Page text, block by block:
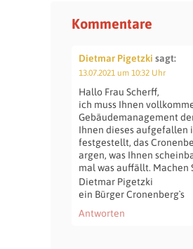
Kommentare
Dietmar Pigetzki sagt:
13.07.2021 um 10:32 Uhr
Hallo Frau Scherff,
ich muss Ihnen
Gebäudemanagement
Ihnen dieses aufgefallen
festgestellt, das
argen, was Ihnen
mal was auffällt. Machen
Dietmar Pigetzki
ein Bürger Cronenberg`s
Antworten